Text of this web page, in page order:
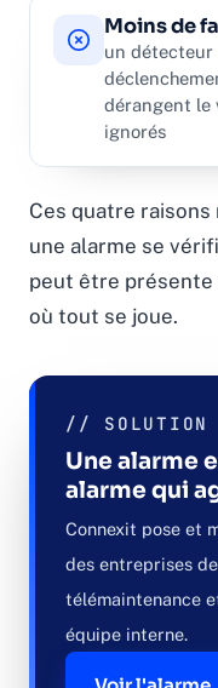
Moins de
un détecteur
dérangent le
ignorés
Ces quatre raisons
une alarme se
peut être présente
où tout se joue.
// SOLUTION
Une alarme
alarme qui
Connexit pose et
des entreprises
télémaintenance
équipe interne.